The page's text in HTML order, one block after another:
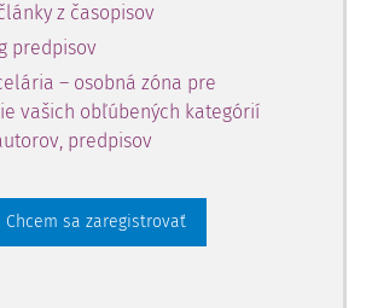
z časopisov
predpisov
– osobná zóna pre
vašich obľúbených kategórií
predpisov
Chcem sa zaregistrovať